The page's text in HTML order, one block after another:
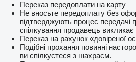
Переказ передоплати на карту
Не вносьте передоплату без
підтверджують процес передачі
спілкування продавець викликає
Переказ на рахунок «довіреної
Подібні прохання повинні
ви спілкуєтеся з шахраєм.